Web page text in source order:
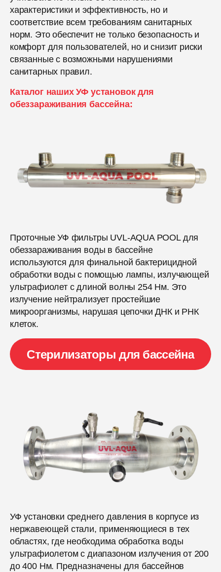
характеристики и эффективность, но и
соответствие всем требованиям санитарных
норм. Это обеспечит не только безопасность и
комфорт для пользователей, но и снизит риски
связанные с возможными нарушениями
санитарных правил.
Каталог наших УФ установок для
обеззараживания бассейна:
Проточные УФ фильтры UVL-AQUA POOL для
обеззараживания воды в бассейне
используются для финальной бактерицидной
обработки воды с помощью лампы, излучающей
ультрафиолет с длиной волны 254 Нм. Это
излучение нейтрализует простейшие
микроорганизмы, нарушая цепочки ДНК и РНК
клеток.
Стерилизаторы для бассейна
УФ установки среднего давления в корпусе из
нержавеющей стали, применяющиеся в тех
областях, где необходима обработка воды
ультрафиолетом с диапазоном излучения от 200
до 400 Нм. Предназначены для бассейнов